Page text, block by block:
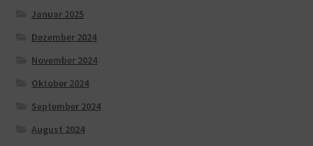
Januar 2025
Dezember 2024
November 2024
Oktober 2024
September 2024
August 2024